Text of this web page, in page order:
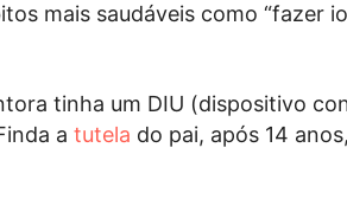
mais saudáveis como “fazer
tinha um DIU (dispositivo
atutela do pai, após 14